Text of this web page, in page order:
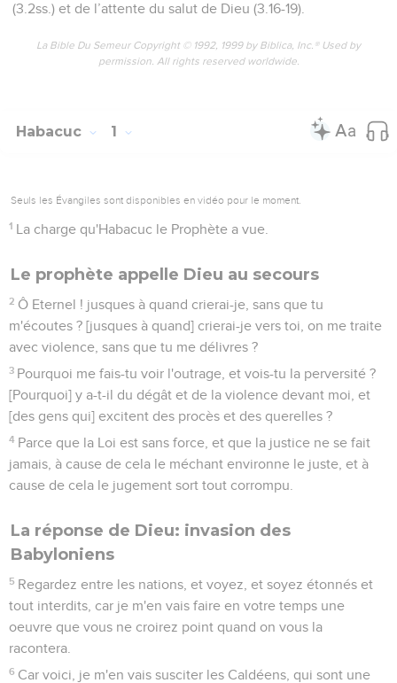
(3.2ss.) et de l’attente du salut de Dieu (3.16-19).
La Bible Du Semeur Copyright © 1992, 1999 by Biblica, Inc.® Used by
permission. All rights reserved worldwide.
Habacuc 1
Seuls les Évangiles sont disponibles en vidéo pour le moment.
1 La charge qu'Habacuc le Prophète a vue.
Le prophète appelle Dieu au secours
2 Ô Eternel ! jusques à quand crierai-je, sans que tu
m'écoutes ? [jusques à quand] crierai-je vers toi, on me traite
avec violence, sans que tu me délivres ?
3 Pourquoi me fais-tu voir l'outrage, et vois-tu la perversité ?
[Pourquoi] y a-t-il du dégât et de la violence devant moi, et
[des gens qui] excitent des procès et des querelles ?
4 Parce que la Loi est sans force, et que la justice ne se fait
jamais, à cause de cela le méchant environne le juste, et à
cause de cela le jugement sort tout corrompu.
La réponse de Dieu: invasion des
Babyloniens
5 Regardez entre les nations, et voyez, et soyez étonnés et
tout interdits, car je m'en vais faire en votre temps une
oeuvre que vous ne croirez point quand on vous la
racontera.
6 Car voici, je m'en vais susciter les Caldéens, qui sont une